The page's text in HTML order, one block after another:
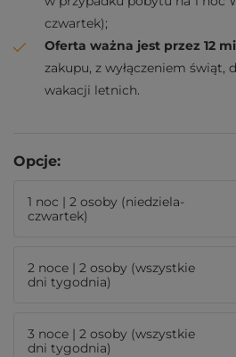
czwartek);
Oferta ważna jest przez 12
zakupu, z wyłączeniem świąt,
wakacji letnich.
Opcje:
1 noc | 2 osoby (niedziela-
czwartek)
2 noce | 2 osoby (wszystkie
dni tygodnia)
3 noce | 2 osoby (wszystkie
dni tygodnia)